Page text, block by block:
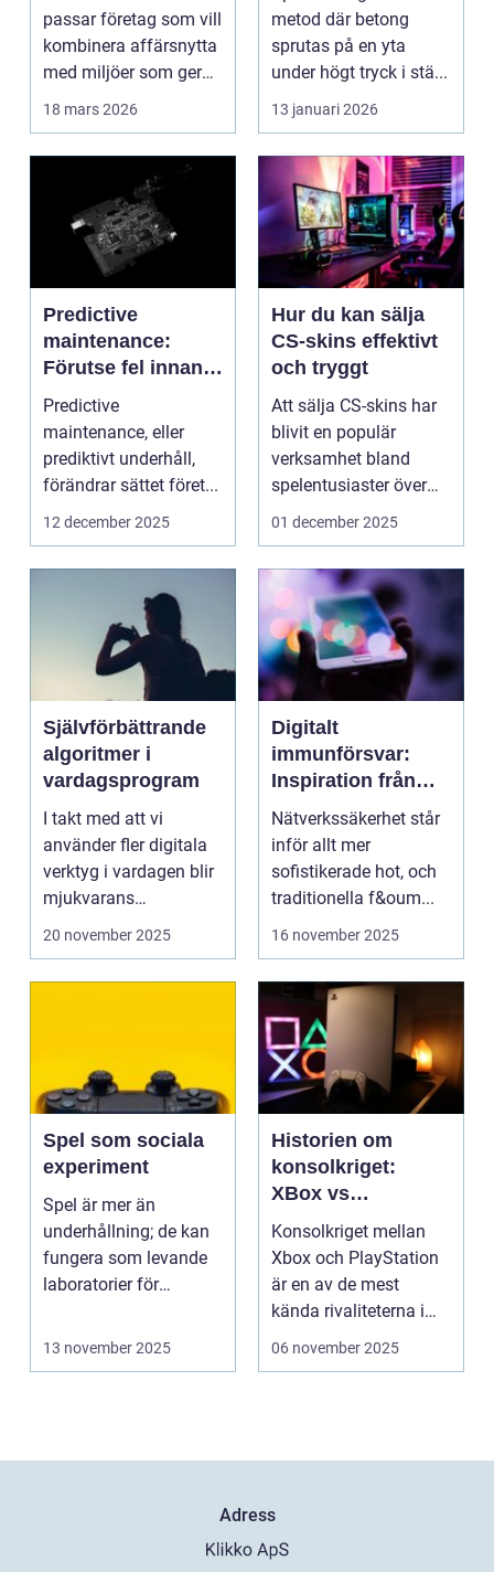
passar företag som vill
kombinera affärsnytta
med miljöer som ger
lugn, fokus...
18 mars 2026
metod där betong
sprutas på en yta
under högt tryck i stä...
13 januari 2026
Predictive
maintenance:
Förutse fel innan
de uppstår med
hjälp av sensorer
Predictive
maintenance, eller
prediktivt underhåll,
förändrar sättet föret...
12 december 2025
Hur du kan sälja
CS-skins effektivt
och tryggt
Att sälja CS-skins har
blivit en populär
verksamhet bland
spelentusiaster över
hela v...
01 december 2025
Självförbättrande
algoritmer i
vardagsprogram
I takt med att vi
använder fler digitala
verktyg i vardagen blir
mjukvarans
anpassningsför...
20 november 2025
Digitalt
immunförsvar:
Inspiration från
biologiska system
för att stärka
nätverkssäkerhet
Nätverkssäkerhet står
inför allt mer
sofistikerade hot, och
traditionella f&oum...
16 november 2025
Spel som sociala
experiment
Spel är mer än
underhållning; de kan
fungera som levande
laboratorier för
13 november 2025
Historien om
konsolkriget:
XBox vs
PlayStation
Konsolkriget mellan
Xbox och PlayStation
är en av de mest
kända rivaliteterna i
spelvä...
06 november 2025
Adress